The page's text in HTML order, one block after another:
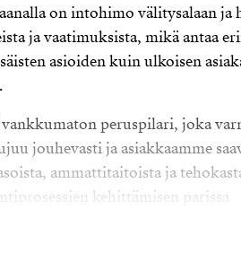
on intohimo välitysalaan ja
ja vaatimuksista, mikä antaa
asioiden kuin ulkoisen
peruspilari, joka
jouhevasti ja asiakkaamme
ammattitaitoista ja
kehittämisen parissa
myös tukena ja esihenkilönä